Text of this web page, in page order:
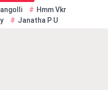
Hmm Vkr
Janatha P U